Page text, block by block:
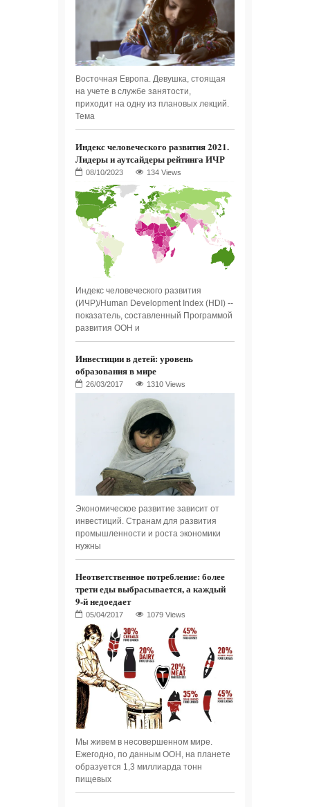
Восточная Европа. Девушка, стоящая
на учете в службе занятости,
приходит на одну из плановых лекций.
Тема
Индекс человеческого развития 2021.
Лидеры и аутсайдеры рейтинга ИЧР
134 Views
Индекс человеческого развития
(ИЧР)/Human Development Index (HDI) --
показатель, составленный Программой
развития ООН и
Инвестиции в детей: уровень
образования в мире
1310 Views
Экономическое развитие зависит от
инвестиций. Странам для развития
промышленности и роста экономики
нужны
Неответственное потребление: более
трети еды выбрасывается, а каждый
9-й недоедает
1079 Views
Мы живем в несовершенном мире.
Ежегодно, по данным ООН, на планете
образуется 1,3 миллиарда тонн
пищевых